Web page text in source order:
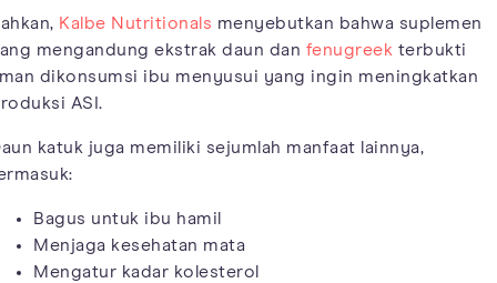
Kalbe Nutritionals menyebutkan bahwa suplemen
mengandung ekstrak daun dan fenugreek terbukti
dikonsumsi ibu menyusui yang ingin meningkatkan
ASI.
katuk juga memiliki sejumlah manfaat lainnya,
Bagus untuk ibu hamil
Menjaga kesehatan mata
Mengatur kadar kolesterol